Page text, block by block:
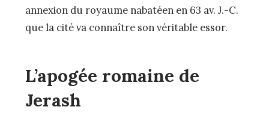
annexion du royaume nabatéen en 63 av. J.-C.
que la cité va connaître son véritable essor.
L’apogée romaine de
Jerash